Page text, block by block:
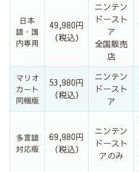
日本
語・国
内専用
49,980円
（税込）
ニンテン
ドースト
ア
全国販売
店
マリオ
カート
同梱版
53,980円
（税込）
ニンテン
ドースト
ア
多言語
対応版
69,980円
（税込）
ニンテン
ドースト
アのみ